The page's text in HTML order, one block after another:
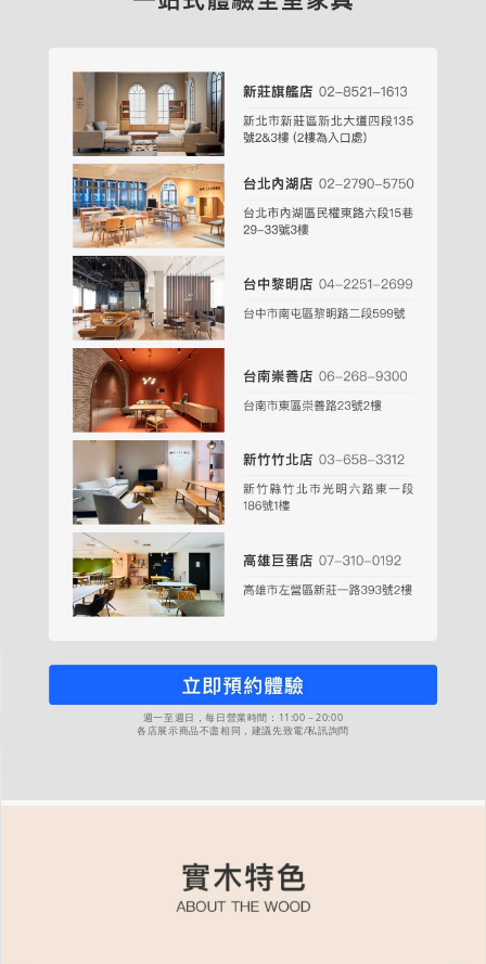
週一至週日，每日營業時間：11:00－20:00
各店展示商品不盡相同，建議先致電/私訊詢問